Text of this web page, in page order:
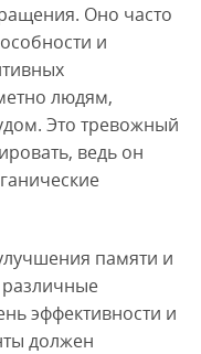
Оно часто
и
людям,
Это тревожный
ведь он
памяти и
эффективности и
должен